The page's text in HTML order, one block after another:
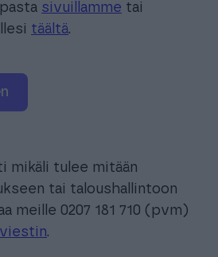
sivuillamme tai
täältä.
mikäli tulee mitään
tai taloushallintoon
meille 0207 181 710 (pvm)
.